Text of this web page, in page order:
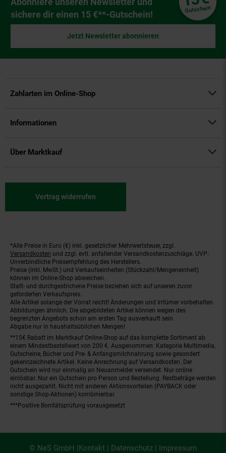
sichere dir einen 15 €**-Gutschein!
Gutschein
Jetzt Newsletter abonnieren
Zahlarten im Online-Shop
Informationen
Über Marktkauf
Vertrag widerrufen
Fußnoten
*Alle Preise in Euro (€) inkl. gesetzlicher Mehrwertsteuer, zzgl.
Versandkosten und zzgl. evtl. anfallender Versandkostenzuschläge. UVP:
Unverbindliche Preisempfehlung des Herstellers.
Preise (inkl. MwSt.) und Verkaufseinheiten (Stückzahl/Mengeneinheit)
können im Online-Shop abweichen.
Statt- und durchgestrichene Preise beziehen sich auf unseren zuvor
geforderten Verkaufspreis.
Alle Artikel solange der Vorrat reicht! Änderungen und Irrtümer vorbehalten.
Abbildungen ähnlich. Die abgebildeten Artikel können wegen des
begrenzten Angebots schon am ersten Tag ausverkauft sein.
Abgabe nur in haushaltsüblichen Mengen!
**15€ Rabatt im Marktkauf Online-Shop auf das komplette Sortiment ab
einem Mindestbestellwert von 200 €. Ausgenommen: Kategorie Multimedia,
Gutscheine, Bücher und Pre- & Anfangsmilchnahrung sowie gesondert
gekennzeichnete Artikel. Keine Anrechnung auf Versandkosten. Der
Gutschein wird nur einmalig an Neuanmelder versendet. Nur online
einlösbar. Nur ein Gutschein pro Person und Bestellung. Restbeträge werden
nicht ausgezahlt. Nicht mit anderen Aktionsvorteilen (PAYBACK oder
sonstige Shop-Aktionen) kombinierbar.
***Positive Bonitätsprüfung vorausgesetzt
© NeS GmbH |Kontakt | Datenschutz | Impressum